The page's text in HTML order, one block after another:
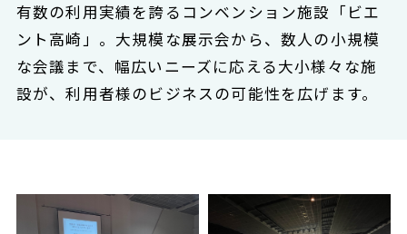
有数の利用実績を誇るコンベンション施設「ビエ
ント高崎」。大規模な展示会から、数人の小規模
な会議まで、幅広いニーズに応える大小様々な施
設が、利用者様のビジネスの可能性を広げます。